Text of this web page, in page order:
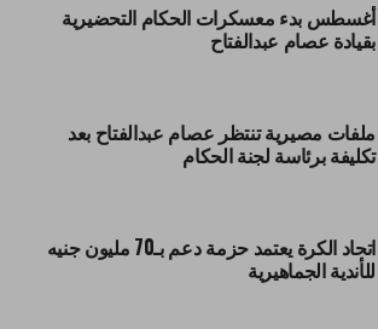
أغسطس بدء معسكرات الحكام التحضيرية
بقيادة عصام عبدالفتاح
ملفات مصيرية تنتظر عصام عبدالفتاح بعد
تكليفة برئاسة لجنة الحكام
اتحاد الكرة يعتمد حزمة دعم بـ70 مليون جنيه
للأندية الجماهيرية